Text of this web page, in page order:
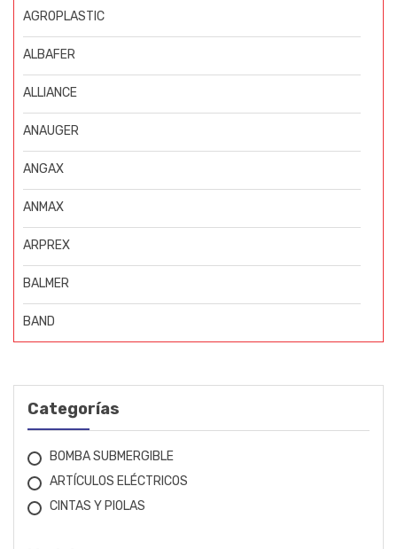
AGROPLASTIC
ALBAFER
ALLIANCE
ANAUGER
ANGAX
ANMAX
ARPREX
BALMER
BAND
BOVENAU
CARBOGRAFITE
CESTARI
Categorías
BOMBA SUBMERGIBLE
ARTÍCULOS ELÉCTRICOS
CINTAS Y PIOLAS